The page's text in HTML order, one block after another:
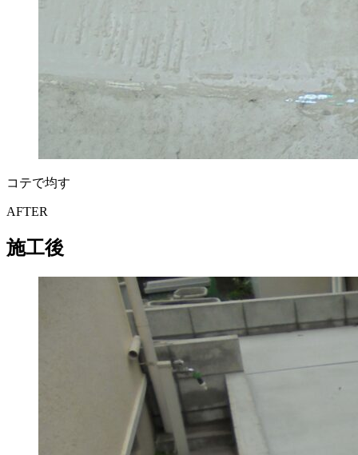
コテで均す
AFTER
施工後